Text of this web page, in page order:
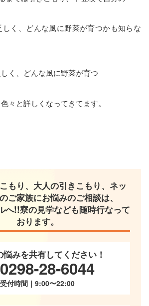
く、どんな風に野菜が育つかも知らな
く、どんな風に野菜が育つ
々と詳しくなってきてます。
もり、大人の引きこもり、ネッ
ご家族にお悩みのご相談は、
!!寮の見学なども随時行なって
おります。
悩みを共有してください！
0298-28-6044
受付時間｜9:00〜22:00